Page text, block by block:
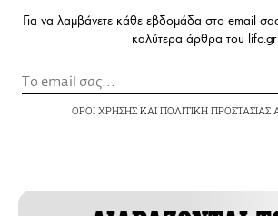
Για να λαμβάνετε κάθε εβδομάδα στο email
καλύτερα άρθρα του lifo.gr
ΟΡΟΙ ΧΡΗΣΗΣΚΑΙ ΠΟΛΙΤΙΚΗ